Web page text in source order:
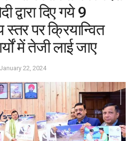
द्वारा दिए गये 9
पर क्रियान्वित
में तेजी लाई जाए
January 22, 2024